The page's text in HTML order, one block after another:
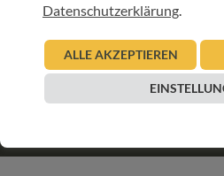
JETZT ONLINE SPENDEN &
Datenschutzerklärung
ALLE AKZEPTIEREN